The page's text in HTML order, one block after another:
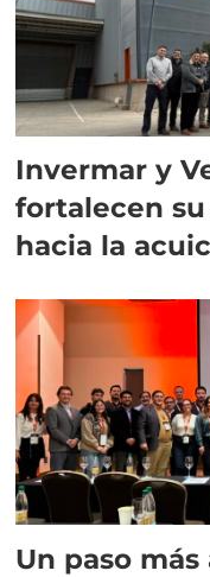
Invermar y
fortalecen su
hacia la
Un paso